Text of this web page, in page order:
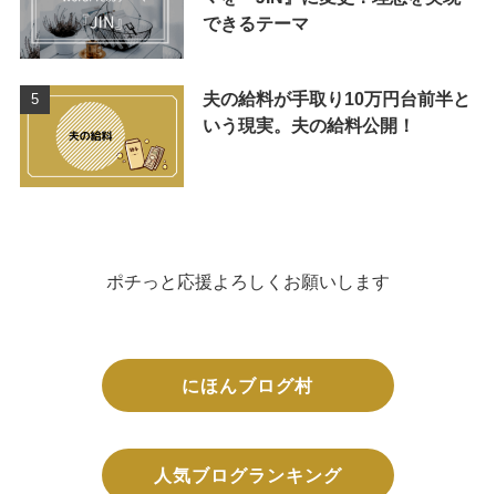
できるテーマ
夫の給料が手取り10万円台前半と
いう現実。夫の給料公開！
ポチっと応援よろしくお願いします
にほんブログ村
人気ブログランキング